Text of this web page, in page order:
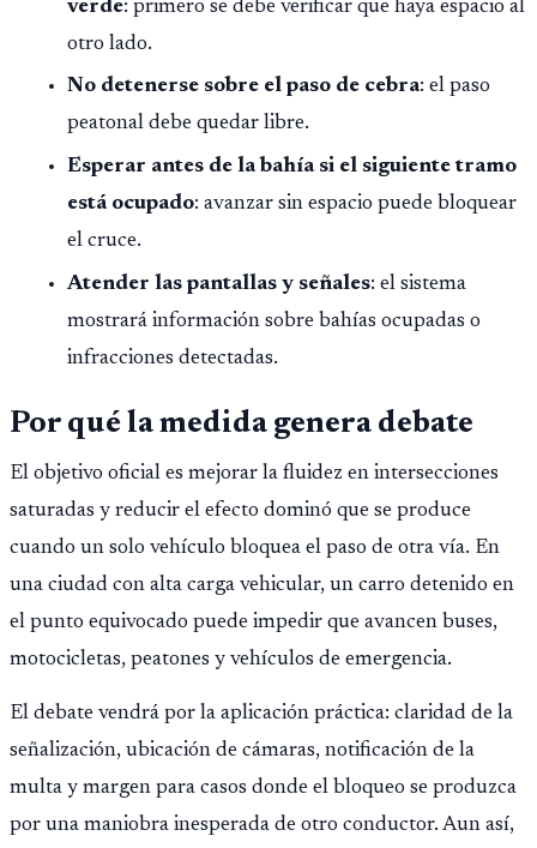
verde: primero se debe verificar que haya espacio al
otro lado.
No detenerse sobre el paso de cebra: el paso
peatonal debe quedar libre.
Esperar antes de la bahía si el siguiente tramo
está ocupado: avanzar sin espacio puede bloquear
el cruce.
Atender las pantallas y señales: el sistema
mostrará información sobre bahías ocupadas o
infracciones detectadas.
Por qué la medida genera debate
El objetivo oficial es mejorar la fluidez en intersecciones
saturadas y reducir el efecto dominó que se produce
cuando un solo vehículo bloquea el paso de otra vía. En
una ciudad con alta carga vehicular, un carro detenido en
el punto equivocado puede impedir que avancen buses,
motocicletas, peatones y vehículos de emergencia.
El debate vendrá por la aplicación práctica: claridad de la
señalización, ubicación de cámaras, notificación de la
multa y margen para casos donde el bloqueo se produzca
por una maniobra inesperada de otro conductor. Aun así,